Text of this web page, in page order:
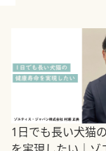
1日でも長い犬猫